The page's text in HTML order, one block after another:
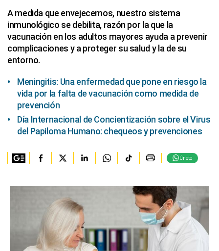
A medida que envejecemos, nuestro sistema
inmunológico se debilita, razón por la que la
vacunación en los adultos mayores ayuda a prevenir
complicaciones y a proteger su salud y la de su
entorno.
Meningitis: Una enfermedad que pone en riesgo la
vida por la falta de vacunación como medida de
prevención
Día Internacional de Concientización sobre el Virus
del Papiloma Humano: chequeos y prevenciones
Únete